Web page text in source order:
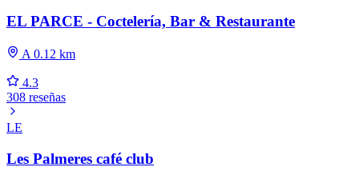
EL PARCE - Coctelería, Bar & Restaurante
A 0.12 km
4.3
308 reseñas
LE
Les Palmeres café club